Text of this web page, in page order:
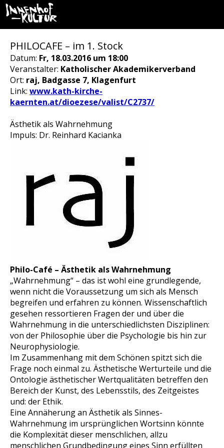
PHILOCAFE – im 1. Stock
Datum: Fr, 18.03.2016 um 18:00
Veranstalter: Katholischer Akademikerverband
Ort: raj, Badgasse 7, Klagenfurt
Link: www.kath-kirche-
kaernten.at/dioezese/valist/C2737/
Ästhetik als Wahrnehmung
Impuls: Dr. Reinhard Kacianka
Philo-Café – Ästhetik als Wahrnehmung
„Wahrnehmung“ – das ist wohl eine grundlegende,
wenn nicht die Voraussetzung um sich als Mensch
begreifen und erfahren zu können. Wissenschaftlich
gesehen ressortieren Fragen der und über die
Wahrnehmung in die unterschiedlichsten Disziplinen:
von der Philosophie über die Psychologie bis hin zur
Neurophysiologie.
Im Zusammenhang mit dem Schönen spitzt sich die
Frage noch einmal zu. Ästhetische Werturteile und die
Ontologie ästhetischer Wertqualitäten betreffen den
Bereich der Kunst, des Lebensstils, des Zeitgeistes
und: der Ethik.
Eine Annäherung an Ästhetik als Sinnes-
Wahrnehmung im ursprünglichen Wortsinn könnte
die Komplexität dieser menschlichen, allzu
menschlichen Grundbedingung eines Sinn erfüllten